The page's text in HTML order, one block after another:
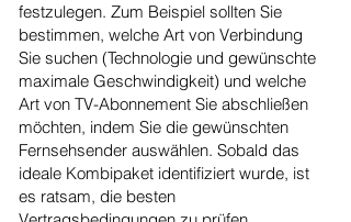
festzulegen. Zum Beispiel sollten Sie
bestimmen, welche Art von Verbindung
Sie suchen (Technologie und gewünschte
maximale Geschwindigkeit) und welche
Art von TV-Abonnement Sie abschließen
möchten, indem Sie die gewünschten
Fernsehsender auswählen. Sobald das
ideale Kombipaket identifiziert wurde, ist
es ratsam, die besten